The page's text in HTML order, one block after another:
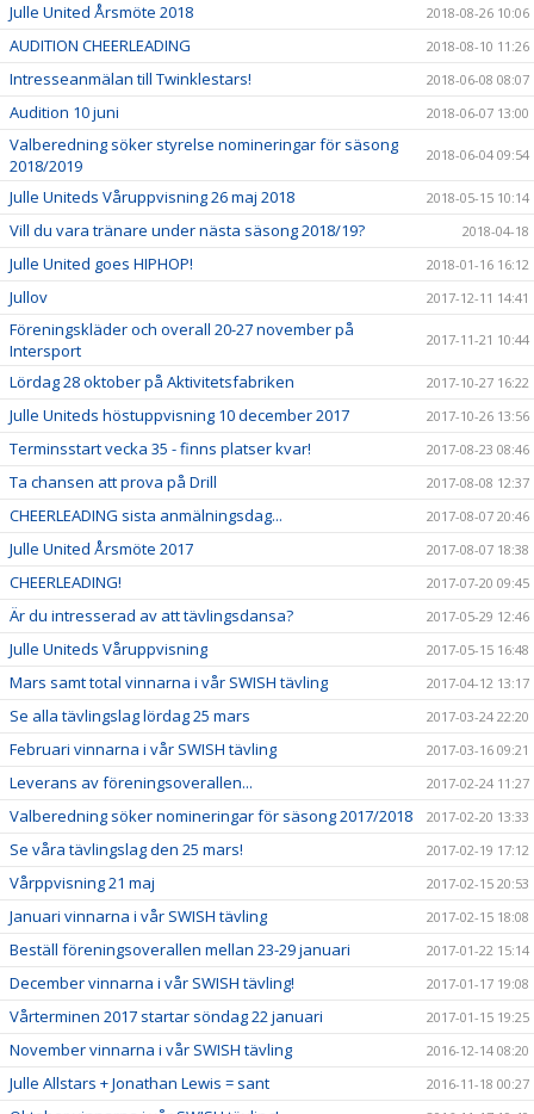
Julle United Årsmöte 2018 2018-08-26 10:06
AUDITION CHEERLEADING 2018-08-10 11:26
Intresseanmälan till Twinklestars! 2018-06-08 08:07
Audition 10 juni 2018-06-07 13:00
Valberedning söker styrelse nomineringar för säsong
2018/2019
2018-06-04 09:54
Julle Uniteds Våruppvisning 26 maj 2018 2018-05-15 10:14
Vill du vara tränare under nästa säsong 2018/19? 2018-04-18
Julle United goes HIPHOP! 2018-01-16 16:12
Jullov 2017-12-11 14:41
Föreningskläder och overall 20-27 november på
Intersport
2017-11-21 10:44
Lördag 28 oktober på Aktivitetsfabriken 2017-10-27 16:22
Julle Uniteds höstuppvisning 10 december 2017 2017-10-26 13:56
Terminsstart vecka 35 - finns platser kvar! 2017-08-23 08:46
Ta chansen att prova på Drill 2017-08-08 12:37
CHEERLEADING sista anmälningsdag... 2017-08-07 20:46
Julle United Årsmöte 2017 2017-08-07 18:38
CHEERLEADING! 2017-07-20 09:45
Är du intresserad av att tävlingsdansa? 2017-05-29 12:46
Julle Uniteds Våruppvisning 2017-05-15 16:48
Mars samt total vinnarna i vår SWISH tävling 2017-04-12 13:17
Se alla tävlingslag lördag 25 mars 2017-03-24 22:20
Februari vinnarna i vår SWISH tävling 2017-03-16 09:21
Leverans av föreningsoverallen... 2017-02-24 11:27
Valberedning söker nomineringar för säsong 2017/2018 2017-02-20 13:33
Se våra tävlingslag den 25 mars! 2017-02-19 17:12
Vårppvisning 21 maj 2017-02-15 20:53
Januari vinnarna i vår SWISH tävling 2017-02-15 18:08
Beställ föreningsoverallen mellan 23-29 januari 2017-01-22 15:14
December vinnarna i vår SWISH tävling! 2017-01-17 19:08
Vårterminen 2017 startar söndag 22 januari 2017-01-15 19:25
November vinnarna i vår SWISH tävling 2016-12-14 08:20
Julle Allstars + Jonathan Lewis = sant 2016-11-18 00:27